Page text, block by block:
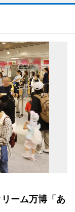
ーム万博「あ